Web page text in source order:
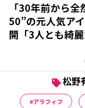
「30年前から
50”の元人気ア
開「3人とも綺麗
松野
アラフィフ